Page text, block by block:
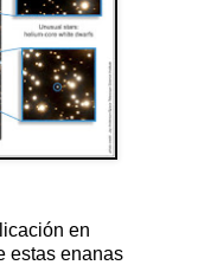
en
estas enanas